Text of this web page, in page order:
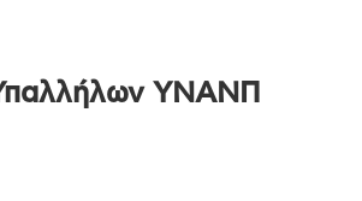
Υπαλλήλων ΥΝΑΝΠ